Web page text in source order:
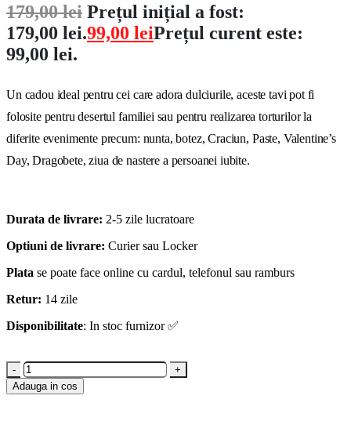
179,00lei Prețul inițial a fost:
179,00 lei.99,00 leiPrețul curent este:
99,00 lei.
Un cadou ideal pentru cei care adora dulciurile, aceste tavi pot fi
folosite pentru desertul familiei sau pentru realizarea torturilor la
diferite evenimente precum: nunta, botez, Craciun, Paste, Valentine’s
Day, Dragobete, ziua de nastere a persoanei iubite.
Durata de livrare: 2-5 zile lucratoare
Optiuni de livrare: Curier sau Locker
Plata se poate face online cu cardul, telefonul sau ramburs
Retur: 14 zile
Disponibilitate: In stoc furnizor ✅
-
+
Adauga in cos